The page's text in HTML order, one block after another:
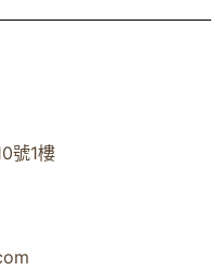
號1樓